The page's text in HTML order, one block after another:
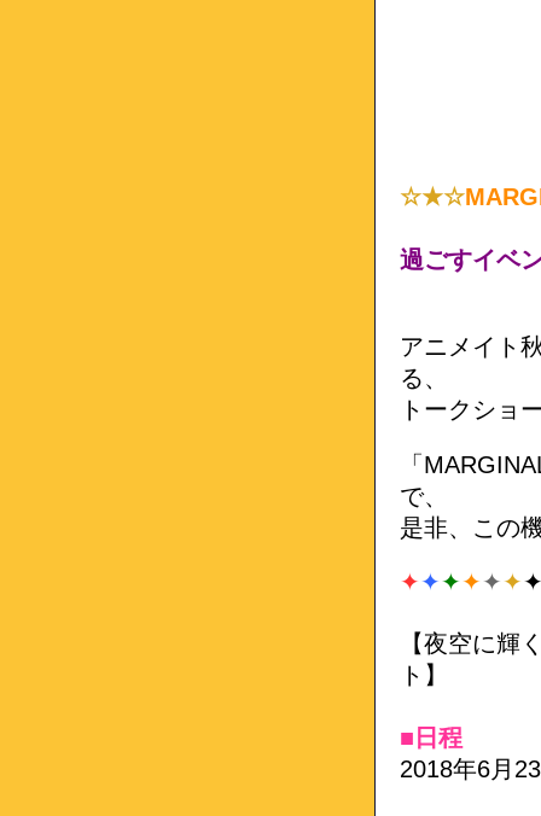
☆★☆
過ごすイベ
アニメイト
る、
トークショ
「
で、
是非、この
✦✦✦✦✦✦
【夜空に輝
ト】
■日程
2018年6月